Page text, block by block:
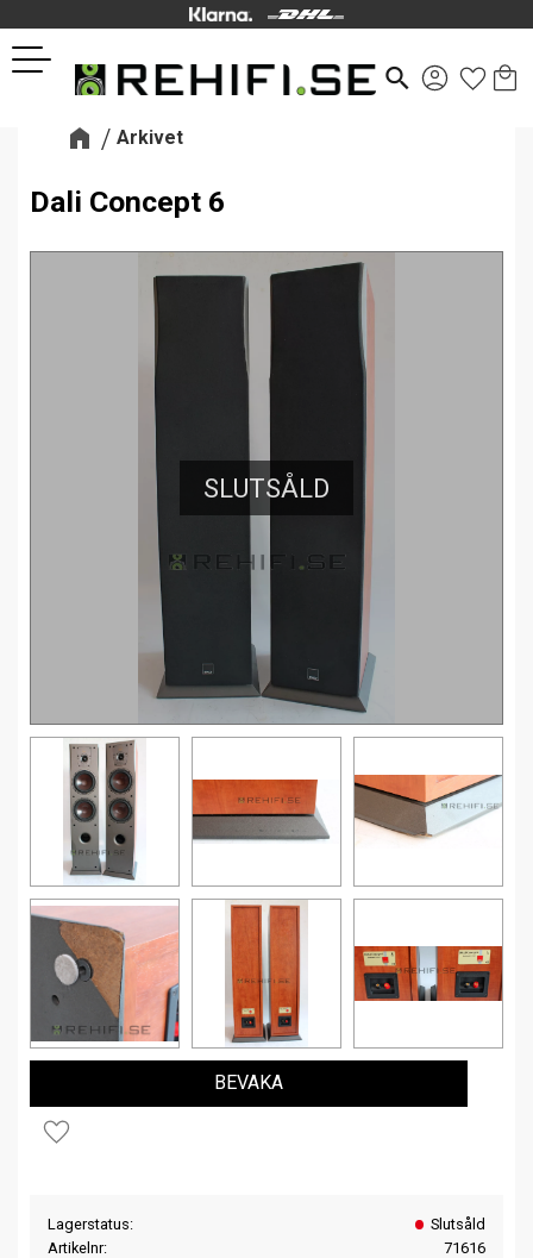
Meny
search
Arkivet
Dali Concept 6
SLUTSÅLD
Lägg till i favoriter
BEVAKA
Lagerstatus
Slutsåld
Artikelnr
71616